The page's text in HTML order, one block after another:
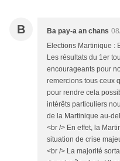
B Ba pay-a an chans
Elections Martinique :
Les résultats du 1er
encourageants pour
remercions tous ceux
pour rendre cela
intérêts particuliers
de la Martinique au-
<br /> En effet, la
situation de crise
<br /> La majorité